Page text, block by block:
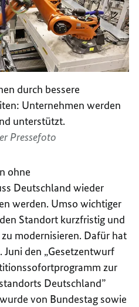
durch bessere
Unternehmen werden
unterstützt.
Pressefoto
ohne
Deutschland wieder
werden. Umso wichtiger
Standort kurzfristig und
modernisieren. Dafür hat
den „Gesetzentwurf
zur
Deutschland”
von Bundestag sowie